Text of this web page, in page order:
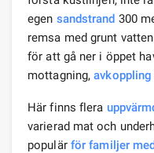
egen sandstrand 300
remsa med grunt
för att gå ner i öppet
mottagning,avkoppling
Här finns flera
varierad mat och
populär för familjer